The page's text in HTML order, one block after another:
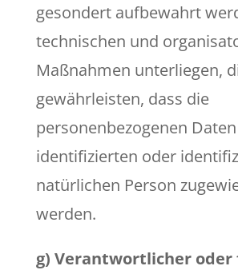
gesondert aufbewahrt
technischen und
Maßnahmen unterliegen,
gewährleisten, dass die
personenbezogenen
identifizierten oder
natürlichen Person
werden.
g) Verantwortlicher oder